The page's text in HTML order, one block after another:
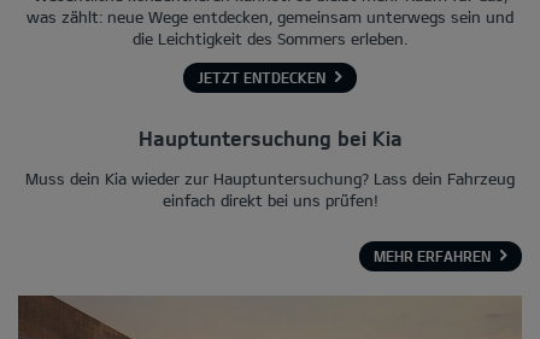
was zählt: neue Wege entdecken, gemeinsam unterwegs sein und
die Leichtigkeit des Sommers erleben.
JETZT ENTDECKEN
Hauptuntersuchung bei Kia
Muss dein Kia wieder zur Hauptuntersuchung? Lass dein Fahrzeug
einfach direkt bei uns prüfen!
MEHR ERFAHREN